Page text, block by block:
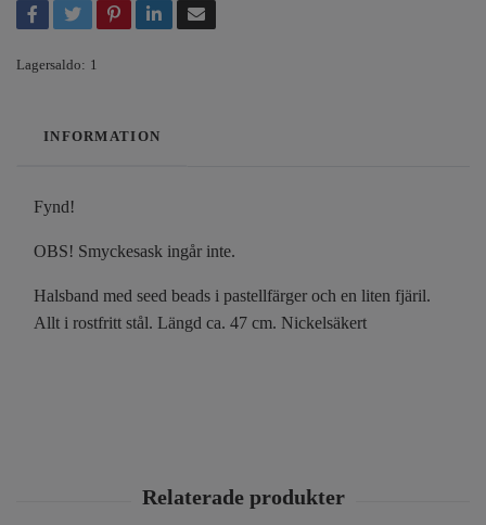
Lagersaldo: 1
INFORMATION
Fynd!
OBS! Smyckesask ingår inte.
Halsband med seed beads i pastellfärger och en liten fjäril.
Allt i rostfritt stål. Längd ca. 47 cm. Nickelsäkert